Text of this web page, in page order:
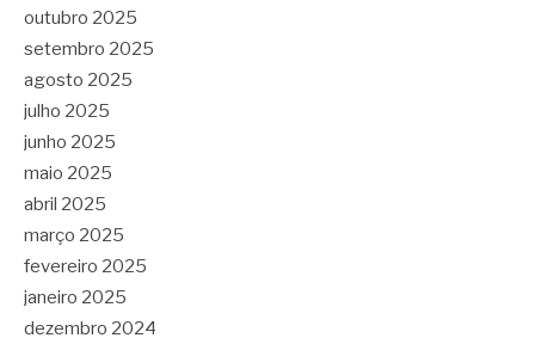
outubro 2025
setembro 2025
agosto 2025
julho 2025
junho 2025
maio 2025
abril 2025
março 2025
fevereiro 2025
janeiro 2025
dezembro 2024